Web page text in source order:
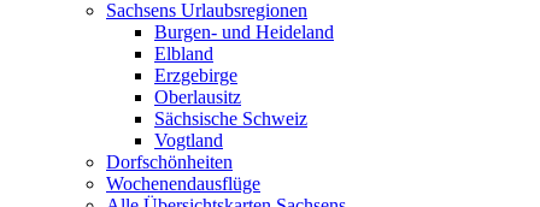
Sachsens Urlaubsregionen
Burgen- und Heideland
Elbland
Erzgebirge
Oberlausitz
Sächsische Schweiz
Vogtland
Dorfschönheiten
Wochenendausflüge